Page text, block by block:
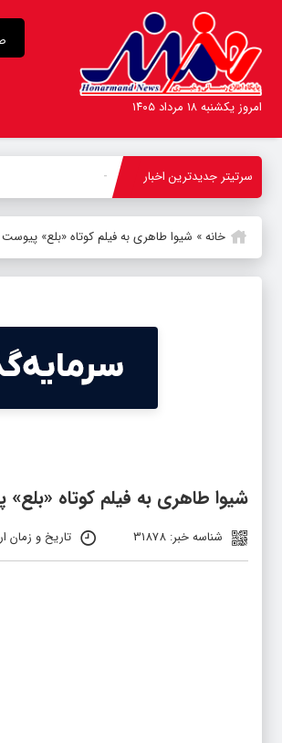
امروز یکشنبه ۱۸ مرداد ۱۴۰۵
سرتیتر جدیدترین اخبار کنسرت ن
خانه» شیوا طاهری به فیلم کوتاه «بلع» پیوست
شیوا طاهری به فیلم کوتاه
شناسه خبر: 31878 تاریخ و زمان ارسال: 15 سپتامبر